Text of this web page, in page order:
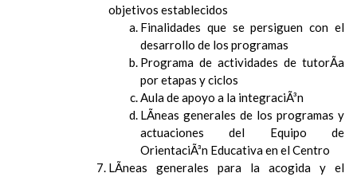
objetivos establecidos
Finalidades que se persiguen con el
desarrollo de los programas
Programa de actividades de tutorÃ­a
por etapas y ciclos
Aula de apoyo a la integraciÃ³n
LÃ­neas generales de los programas y
actuaciones del Equipo de
OrientaciÃ³n Educativa en el Centro
LÃ­neas generales para la acogida y el